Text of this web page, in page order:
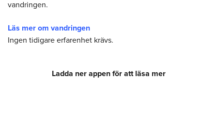
vandringen.
Läs mer om vandringen
Ingen tidigare erfarenhet krävs.
Ladda ner appen för att läsa mer